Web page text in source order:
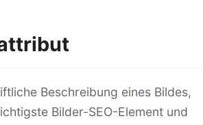
Beschreibung eines Bildes,
Bilder-SEO-Element und